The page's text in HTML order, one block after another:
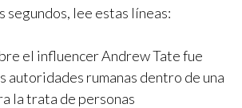
segundos, lee estas líneas:
el influencer Andrew Tate fue
autoridades rumanas dentro de una
la trata de personas